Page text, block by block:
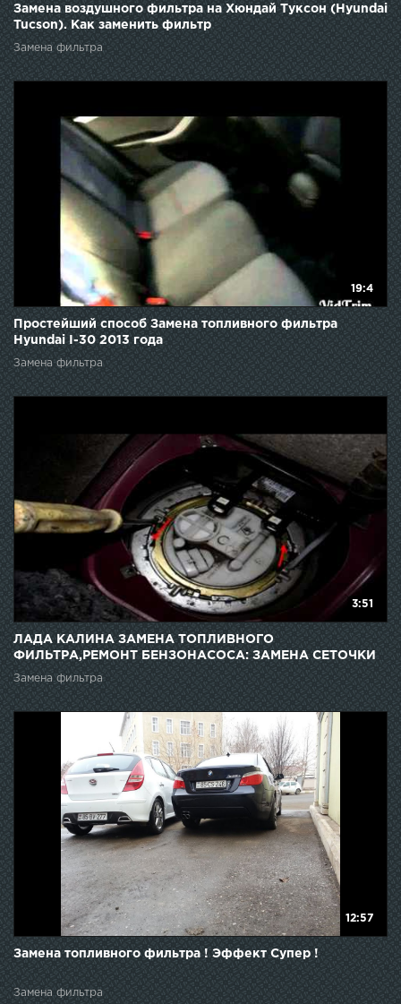
Замена воздушного фильтра на Хюндай Туксон (Hyundai
Tucson). Как заменить фильтр
Замена фильтра
19:4
Простейший способ Замена топливного фильтра
Hyundai I-30 2013 года
Замена фильтра
3:51
ЛАДА КАЛИНА ЗАМЕНА ТОПЛИВНОГО
ФИЛЬТРА,РЕМОНТ БЕНЗОНАСОСА: ЗАМЕНА СЕТОЧКИ
Замена фильтра
12:57
Замена топливного фильтра ! Эффект Супер !
Замена фильтра